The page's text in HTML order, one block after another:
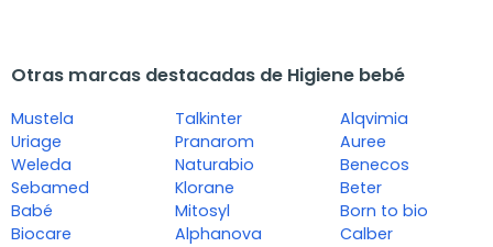
Otras marcas destacadas de Higiene bebé
Mustela
Uriage
Weleda
Sebamed
Babé
Biocare
Talkinter
Pranarom
Naturabio
Klorane
Mitosyl
Alphanova
Alqvimia
Auree
Benecos
Beter
Born to bio
Calber